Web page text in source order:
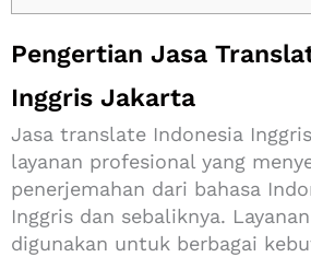
Pengertian Jasa
Inggris Jakarta
Jasa translate Indonesia
layanan profesional yang
penerjemahan dari bahasa
Inggris dan sebaliknya.
digunakan untuk berbagai